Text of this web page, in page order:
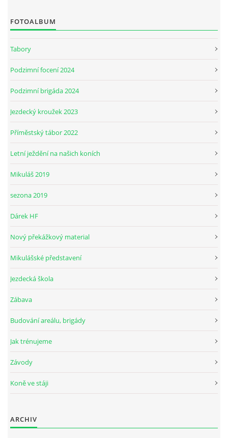
PODZIMNÍ BRIGÁDA 9.11.2024
VELKÝ PÁTEK-18.4 KROUŽEK BUDE NORMÁLNĚ PROBÍHAT
PRAZDNINOVÝ KROUŽEK
FOTOALBUM
Tabory
Podzimní focení 2024
Podzimní brigáda 2024
Jezdecký kroužek 2023
Příměstský tábor 2022
Letní ježdění na našich koních
Mikuláš 2019
sezona 2019
Dárek HF
Nový překážkový material
Mikulášské představení
Jezdecká škola
Zábava
Budování areálu, brigády
Jak trénujeme
Závody
Koně ve stáji
ARCHIV